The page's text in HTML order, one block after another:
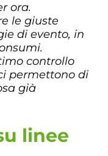
ora.
le giuste
di evento, in
controllo
permettono di
già
linee